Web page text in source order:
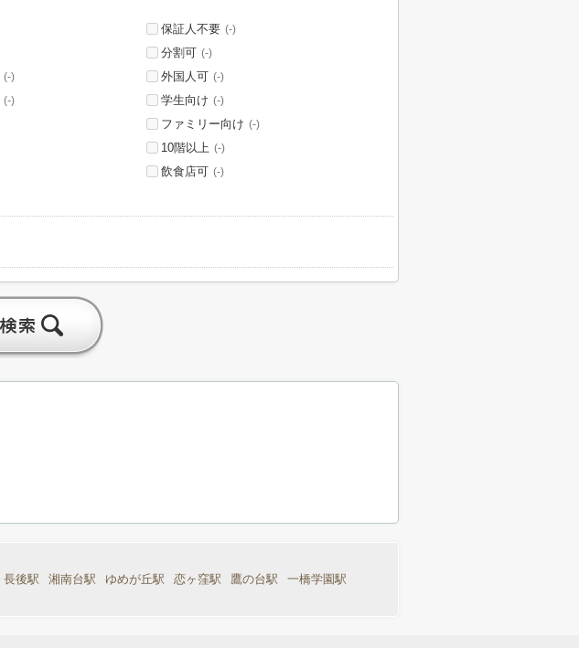
保証人不要 (-)
分割可 (-)
(-) 外国人可 (-)
(-) 学生向け (-)
ファミリー向け (-)
10階以上 (-)
飲食店可 (-)
長後駅 湘南台駅 ゆめが丘駅 恋ヶ窪駅 鷹の台駅
一橋学園駅